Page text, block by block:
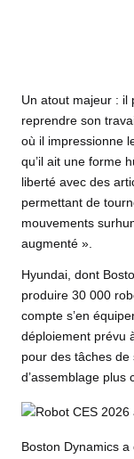
Un atout majeur : il
reprendre son
où il impressionne
qu’il ait une forme
liberté avec des
permettant de
mouvements
augmenté ».
Hyundai, dont
produire 30 000
compte s’en
déploiement prévu
pour des tâches
d’assemblage plus
Boston Dynamics